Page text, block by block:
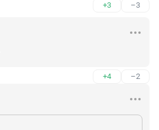
+3 –3
+4 –2